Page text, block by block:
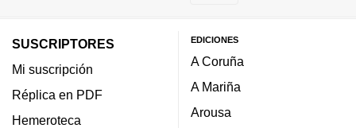
SUSCRIPTORES
Mi suscripción
Réplica en PDF
Hemeroteca
EDICIONES
A Coruña
A Mariña
Arousa